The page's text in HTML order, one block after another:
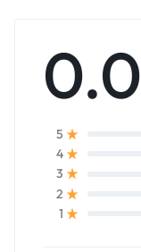
0.0
5
4
3
2
1